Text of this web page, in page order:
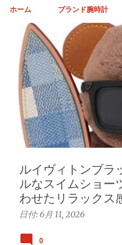
ホーム ブランド腕時計
ルイヴィトンブラ
ルなスイムショー
わせたリラックス
日付:6月 11, 2026
0